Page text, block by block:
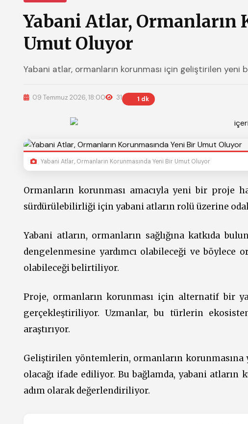
Yabani Atlar, Ormanların
Umut Oluyor
Yabani atlar, ormanların korunması için geliştirilen yeni
09 Temmuz 2026, 18:00 31 1 dk
Yabani Atlar, Ormanların Korunmasında Yeni Bir Umut Oluyor
Ormanların korunması amacıyla yeni bir proje
sürdürülebilirliği için yabani atların rolü üzerine
Yabani atların, ormanların sağlığına katkıda
dengelenmesine yardımcı olabileceği ve böylece
olabileceği belirtiliyor.
Proje, ormanların korunması için alternatif bir
gerçekleştiriliyor. Uzmanlar, bu türlerin
araştırıyor.
Geliştirilen yöntemlerin, ormanların
olacağı ifade ediliyor. Bu bağlamda, yabani
adım olarak değerlendiriliyor.